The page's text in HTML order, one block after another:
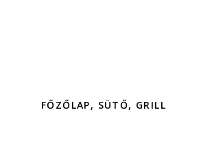
FŐZŐLAP, SÜTŐ, GRILL